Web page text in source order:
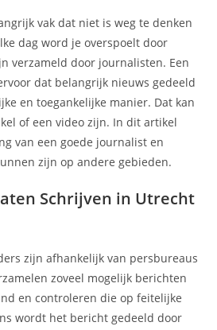
vak dat niet is weg te denken
dag word je overspoelt door
verzameld door journalisten. Een
dat belangrijk nieuws gedeeld
en toegankelijke manier. Dat kan
of een video zijn. In dit artikel
van een goede journalist en
zijn op andere gebieden.
Schrijven in Utrecht
zijn afhankelijk van persbureaus
zoveel mogelijk berichten
en controleren die op feitelijke
wordt het bericht gedeeld door